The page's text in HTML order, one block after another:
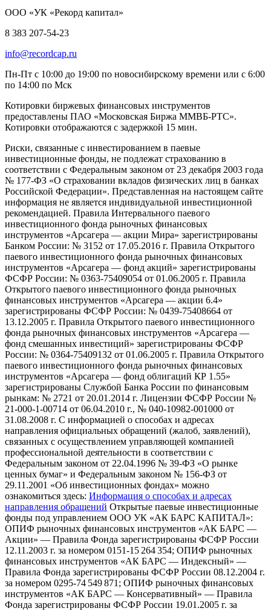
ООО «УК «Рекорд капитал»
8 383 207-54-23
info@recordcap.ru
Пн-Пт с 10:00 до 19:00 по новосибирскому времени или с 6:00
по 14:00 по Мск
Котировки биржевых финансовых инструментов
предоставлены ПАО «Московская Биржа ММВБ-РТС».
Котировки отображаются с задержкой 15 мин.
Риски, связанные с инвестированием в паевые
инвестиционные фонды, не подлежат страхованию в
соответствии с Федеральным законом от 23 декабря 2003 года
№ 177-ФЗ «О страховании вкладов физических лиц в банках
Российской Федерации». Представленная на настоящем сайте
информация не является индивидуальной инвестиционной
рекомендацией. Правила Интервального паевого
инвестиционного фонда рыночных финансовых
инструментов «Арсагера — акции Мира» зарегистрированы
Банком России: № 3152 от 17.05.2016 г. Правила Открытого
паевого инвестиционного фонда рыночных финансовых
инструментов «Арсагера — фонд акций» зарегистрированы
ФСФР России: № 0363-75409054 от 01.06.2005 г. Правила
Открытого паевого инвестиционного фонда рыночных
финансовых инструментов «Арсагера — акции 6.4»
зарегистрированы ФСФР России: № 0439-75408664 от
13.12.2005 г. Правила Открытого паевого инвестиционного
фонда рыночных финансовых инструментов «Арсагера —
фонд смешанных инвестиций» зарегистрированы ФСФР
России: № 0364-75409132 от 01.06.2005 г. Правила Открытого
паевого инвестиционного фонда рыночных финансовых
инструментов «Арсагера — фонд облигаций КР 1.55»
зарегистрированы Службой Банка России по финансовым
рынкам: № 2721 от 20.01.2014 г. Лицензии ФСФР России №
21-000-1-00714 от 06.04.2010 г., № 040-10982-001000 от
31.08.2008 г. С информацией о способах и адресах
направления официальных обращений (жалоб, заявлений),
связанных с осуществлением управляющей компанией
профессиональной деятельности в соответствии с
Федеральным законом от 22.04.1996 № 39-ФЗ «О рынке
ценных бумаг» и Федеральным законом № 156-ФЗ от
29.11.2001 «Об инвестиционных фондах» можно
ознакомиться здесь: Информация о способах и адресах
направления обращений Открытые паевые инвестиционные
фонды под управлением ООО УК «АК БАРС КАПИТАЛ»:
ОПИФ рыночных финансовых инструментов «АК БАРС —
Акции» — Правила Фонда зарегистрированы ФСФР России
12.11.2003 г. за номером 0151-15 264 354; ОПИФ рыночных
финансовых инструментов «АК БАРС — Индексный» —
Правила Фонда зарегистрированы ФСФР России 08.12.2004 г.
за номером 0295-74 549 871; ОПИФ рыночных финансовых
инструментов «АК БАРС — Консервативный» — Правила
Фонда зарегистрированы ФСФР России 19.01.2005 г. за